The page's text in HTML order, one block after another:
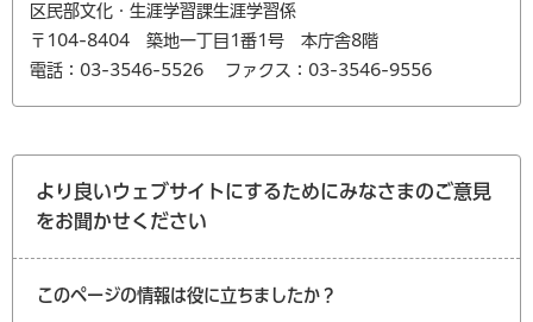
区民部文化・生涯学習課生涯学習係
〒104-8404 築地一丁目1番1号 本庁舎8階
電話：03-3546-5526
ファクス：03-3546-9556
より良いウェブサイトにするためにみなさまのご意見
をお聞かせください
このページの情報は役に立ちましたか？